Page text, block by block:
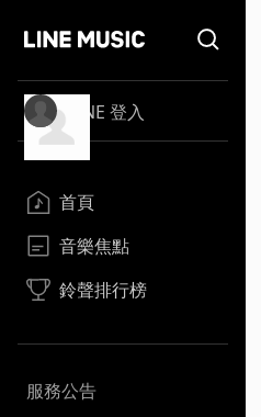
LINE 登入
首頁
音樂焦點
鈴聲排行榜
服務公告